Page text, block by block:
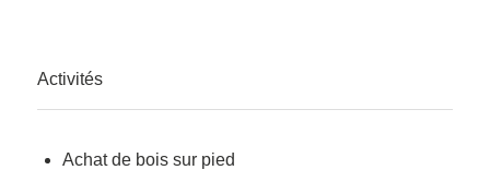
Activités
Achat de bois sur pied